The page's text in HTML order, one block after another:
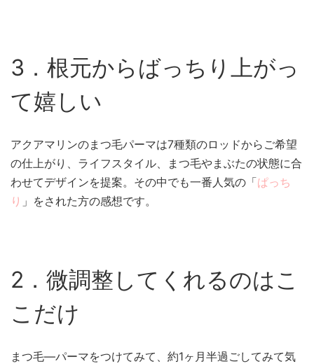
3．根元からばっちり上がっ
て嬉しい
アクアマリンのまつ毛パーマは7種類のロッドからご希望
の仕上がり、ライフスタイル、まつ毛やまぶたの状態に合
わせてデザインを提案。その中でも一番人気の「ぱっち
り 」をされた方の感想です。
2．微調整してくれるのはこ
こだけ
まつ毛―パーマをつけてみて、約1ヶ月半過ごしてみて気